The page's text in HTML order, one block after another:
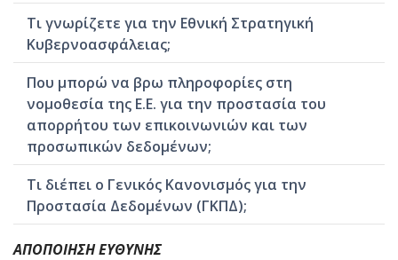
Τι γνωρίζετε για την Εθνική Στρατηγική
Κυβερνοασφάλειας;
Που μπορώ να βρω πληροφορίες στη
νομοθεσία της Ε.Ε. για την προστασία του
απορρήτου των επικοινωνιών και των
προσωπικών δεδομένων;
Τι διέπει ο Γενικός Κανονισμός για την
Προστασία Δεδομένων (ΓΚΠΔ);
ΑΠΟΠΟΙΗΣΗ ΕΥΘΥΝΗΣ